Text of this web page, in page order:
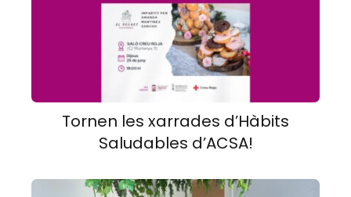
Tornen les xarrades d’Hàbits
Saludables d’ACSA!